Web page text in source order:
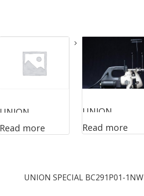
UNION
SPECIAL
Read more
UNION
SPECIAL
Read more
UNION SPECIAL BC291P01-1NW